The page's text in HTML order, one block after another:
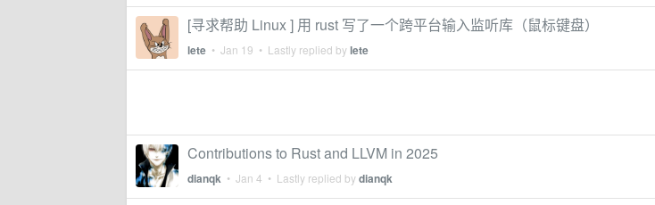
[寻求帮助 Linux ] 用 rust 写了一个跨平台输入监听库（鼠标键盘）
lete • Jan 19 • Lastly replied bylete
Contributions to Rust and LLVM in 2025
dianqk • Jan 4 • Lastly replied bydianqk